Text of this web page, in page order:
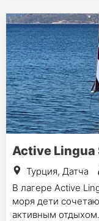
Active Lingua
Турция, Датча
В лагере Active
моря дети
активным